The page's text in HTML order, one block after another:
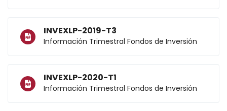
INVEXLP-2019-T3
Información Trimestral Fondos de Inversión
INVEXLP-2020-T1
Información Trimestral Fondos de Inversión